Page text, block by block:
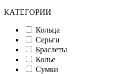
КАТЕГОРИИ
Кольца
Серьги
Браслеты
Колье
Сумки